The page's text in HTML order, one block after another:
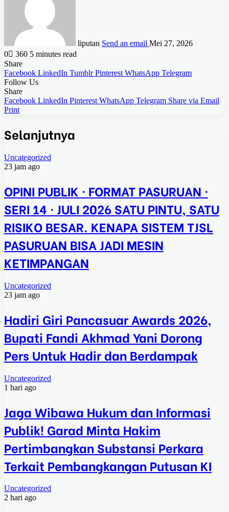
liputan Send an email Mei 27, 2026
0
360 5 minutes read
Share
Facebook LinkedIn Tumblr Pinterest WhatsApp Telegram
Follow Us
Share
Facebook LinkedIn Pinterest WhatsApp Telegram Share via Email
Print
Selanjutnya
Uncategorized
23 jam ago
OPINI PUBLIK · FORMAT PASURUAN ·
SERI 14 · JULI 2026 SATU PINTU, SATU
RISIKO BESAR. KENAPA SISTEM TJSL
PASURUAN BISA JADI MESIN
KETIMPANGAN
Uncategorized
23 jam ago
Hadiri Giri Pancasuar Awards 2026,
Bupati Fandi Akhmad Yani Dorong
Pers Untuk Hadir dan Berdampak
Uncategorized
1 hari ago
Jaga Wibawa Hukum dan Informasi
Publik! Garad Minta Hakim
Pertimbangkan Substansi Perkara
Terkait Pembangkangan Putusan KI
Uncategorized
2 hari ago